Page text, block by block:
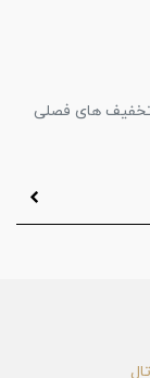
تخفیف های فصلی